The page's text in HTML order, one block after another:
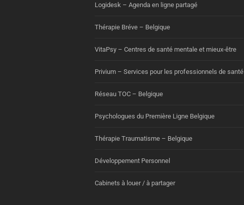
Logidesk – Agenda en ligne partagé
Thérapie Bréve – Belgique
VitaPsy – Centres de santé mentale et mieux-être
Privium – Services pour les professionnels de santé
Réseau TOC – Belgique
Psychologues du Première Ligne Belgique
Thérapie Traumatisme – Belgique
Développement Personnel
Cabinets à louer / à partager